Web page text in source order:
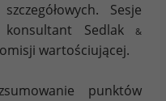
Sesje
Sedlak
&
wartościującej.
punktów